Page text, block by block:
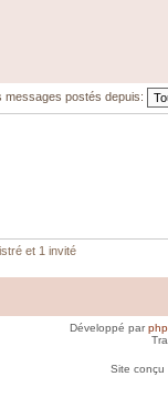
messages postés depuis:
et 1 invité
Développé par
Site conçu